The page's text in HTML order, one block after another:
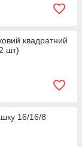
квадратний
шт)
16/16/8